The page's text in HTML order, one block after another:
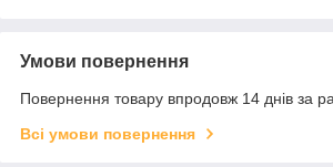
Умови повернення
Повернення товару впродовж 14 днів за
Всі умови повернення